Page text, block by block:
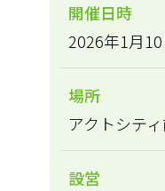
開催日時
2026年1月10
場所
アクトシテ
設営